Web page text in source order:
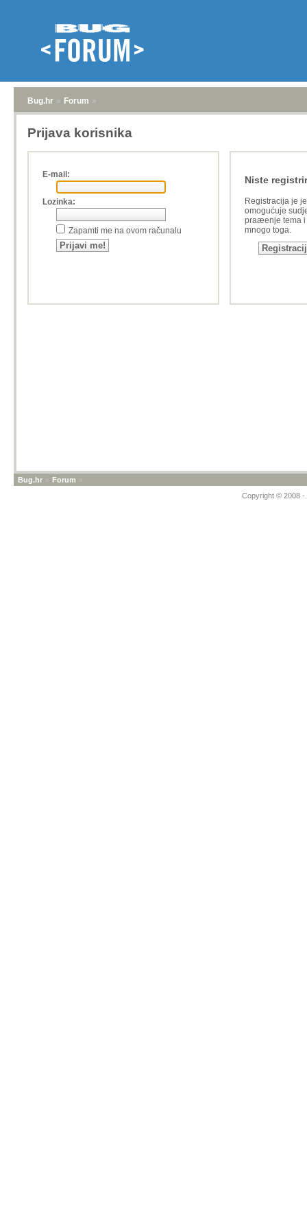
Bug.hr » Forum »
Prijava korisnika
E-mail:
Lozinka:
Zapamti me na ovom računalu
Niste
Registracija je
omogućuje
praæenje tema i
mnogo toga.
Bug.hr » Forum »
Copyright © 2008 -